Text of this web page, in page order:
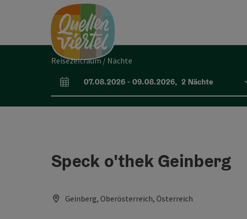
Zum InhaltAccesskey
[0]
Zur NavigationAccesskey
Zum Seitenanfang Accesskey
Reisezeitraum / Nächte
An- und Abreisefelder
07.08.2026- 09.08.2026, 2 Nächte
Speck o'thek Geinberg
Geinberg, Oberösterreich, Österreich